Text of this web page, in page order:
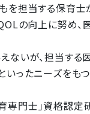
を担当する保育
の向上に努め
ないが、担当する
ったニーズをも
門士」資格認定